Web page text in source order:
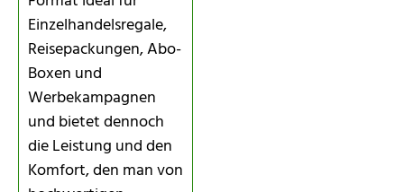
Einzelhandelsregale,
Reisepackungen, Abo-
Boxen und
Werbekampagnen
und bietet dennoch
die Leistung und den
Komfort, den man von